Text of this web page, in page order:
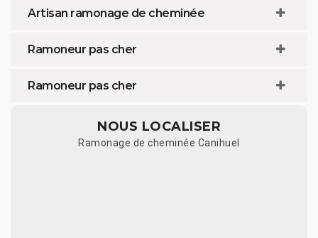
Artisan ramonage de cheminée
Ramoneur pas cher
Ramoneur pas cher
NOUS LOCALISER
Ramonage de cheminée Canihuel